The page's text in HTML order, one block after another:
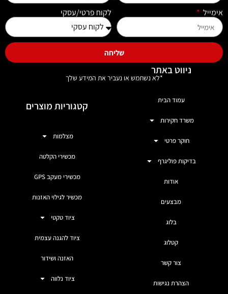
אימייל לקוח פרטי/עסקי
שליחה
*לא נשתמש או נעביר את המידע שלך
ניווט באתר
עמוד הבית
משרד חקירות
חוקר פרטי
בדיקות פוליגרף
אודות
מבצעים
בלוג
קטלוג
צור קשר
הצהרת נגישות
קטגוריות מוצרים
מצלמות
מכשירי הקלטה
מכשירי מעקב GPS
מכשיר לגילוי האזנות
ציוד טקטי
ציוד להגנה עצמית
האזנה ושידור
ציוד נלווה